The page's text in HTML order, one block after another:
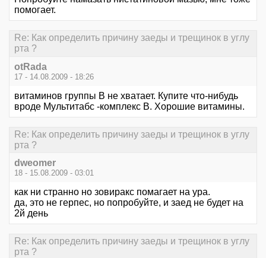
помогает.
Re: Как определить причину заеды и трещинок в углу
рта ?
otRada
17 - 14.08.2009 - 18:26
витаминов группы В не хватает. Купите что-нибудь
вроде Мультитабс -комплекс В. Хорошие витамины.
Re: Как определить причину заеды и трещинок в углу
рта ?
dweomer
18 - 15.08.2009 - 03:01
как ни странно но зовиракс помагает на ура.
да, это не герпес, но попробуйте, и заед не будет на
2й день
Re: Как определить причину заеды и трещинок в углу
рта ?